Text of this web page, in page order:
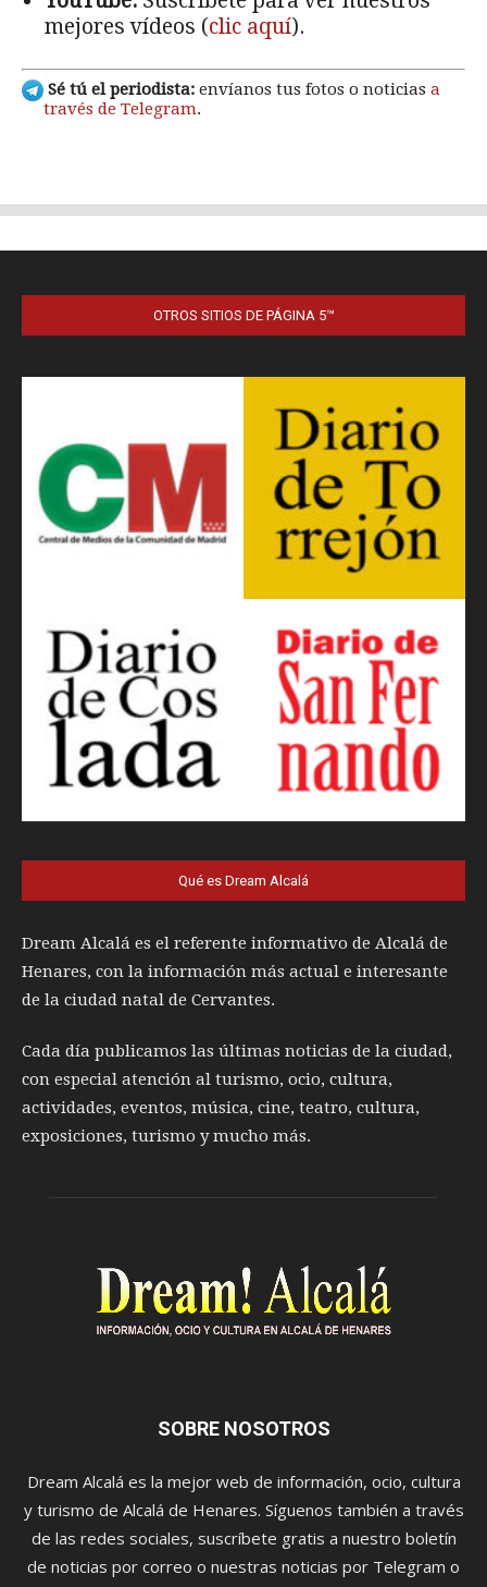
OTROS SITIOS DE PÁGINA 5™
Qué es Dream Alcalá
Dream Alcalá es el referente informativo de Alcalá de
Henares, con la información más actual e interesante
de la ciudad natal de Cervantes.
Cada día publicamos las últimas noticias de la ciudad,
con especial atención al turismo, ocio, cultura,
actividades, eventos, música, cine, teatro, cultura,
exposiciones, turismo y mucho más.
SOBRE NOSOTROS
Dream Alcalá es la mejor web de información, ocio, cultura
y turismo de Alcalá de Henares. Síguenos también a través
de las redes sociales, suscríbete gratis a nuestro boletín
de noticias por correo o nuestras noticias por Telegram o